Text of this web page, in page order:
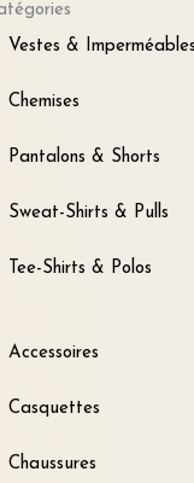
Vestes & Imperméables
Chemises
Pantalons & Shorts
Sweat-Shirts & Pulls
Tee-Shirts & Polos
Accessoires
Casquettes
Chaussures